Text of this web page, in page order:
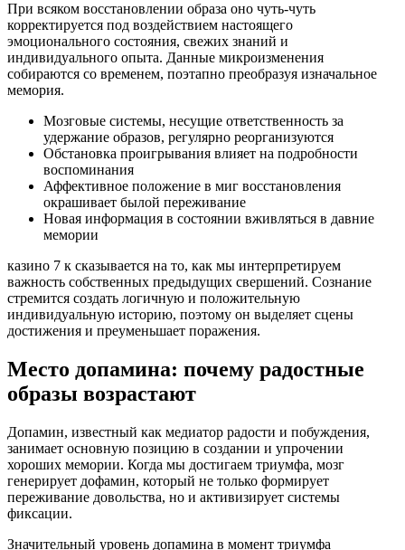
При всяком восстановлении образа оно чуть-чуть
корректируется под воздействием настоящего
эмоционального состояния, свежих знаний и
индивидуального опыта. Данные микроизменения
собираются со временем, поэтапно преобразуя изначальное
мемория.
Мозговые системы, несущие ответственность за
удержание образов, регулярно реорганизуются
Обстановка проигрывания влияет на подробности
воспоминания
Аффективное положение в миг восстановления
окрашивает былой переживание
Новая информация в состоянии вживляться в давние
мемории
казино 7 к сказывается на то, как мы интерпретируем
важность собственных предыдущих свершений. Сознание
стремится создать логичную и положительную
индивидуальную историю, поэтому он выделяет сцены
достижения и преуменьшает поражения.
Место допамина: почему радостные
образы возрастают
Допамин, известный как медиатор радости и побуждения,
занимает основную позицию в создании и упрочении
хороших мемории. Когда мы достигаем триумфа, мозг
генерирует дофамин, который не только формирует
переживание довольства, но и активизирует системы
фиксации.
Значительный уровень допамина в момент триумфа